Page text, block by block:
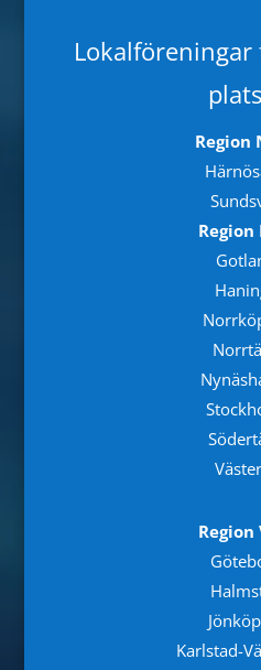
Lokalföreningar
Region
Region
Karlstad-